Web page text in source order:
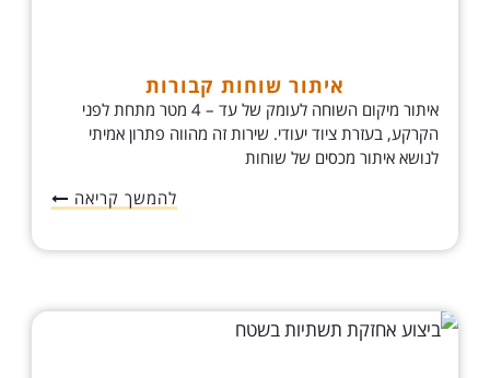
איתור שוחות קבורות
איתור מיקום השוחה לעומק של עד – 4 מטר מתחת לפני
הקרקע, בעזרת ציוד יעודי. שירות זה מהווה פתרון אמיתי
לנושא איתור מכסים של שוחות
להמשך קריאה